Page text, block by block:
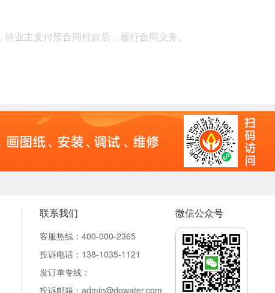
业主支付预合同付款后，履行合同义务。
联系我们
客服热线：400-000-2365
投诉电话：138-1035-1121
发订单专线：
投诉邮箱：admin@dowater.com
微信公众号